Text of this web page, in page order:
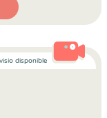
disponible